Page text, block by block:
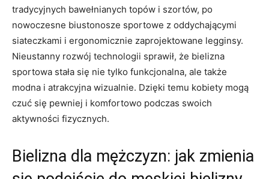
tradycyjnych bawełnianych topów i szortów, po
nowoczesne⁤ biustonosze‍ sportowe ‌z oddychającymi
siateczkami i‌ ergonomicznie zaprojektowane legginsy.
Nieustanny⁢ rozwój ⁤technologii sprawił,⁢ że bielizna
sportowa stała się nie tylko funkcjonalna, ale także
modna i ⁤atrakcyjna wizualnie. Dzięki temu kobiety ⁢mogą
czuć ⁢się pewniej i ⁣komfortowo⁣ podczas swoich
aktywności fizycznych.
Bielizna dla ‌mężczyzn: ⁤jak zmienia